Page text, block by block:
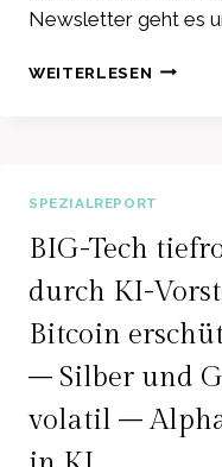
Newsletter geht es
WEITERLESEN STAATS-
DEN
UND
BÖRSEN
SIND
JETZT
SPEZIALREPORT
BIG-Tech
durch KI-
Bitcoin
– Silber und
volatil –